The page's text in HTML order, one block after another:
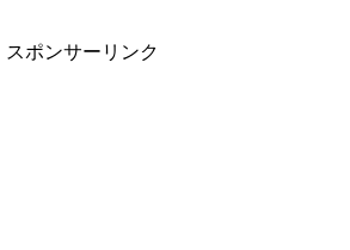
スポンサーリンク